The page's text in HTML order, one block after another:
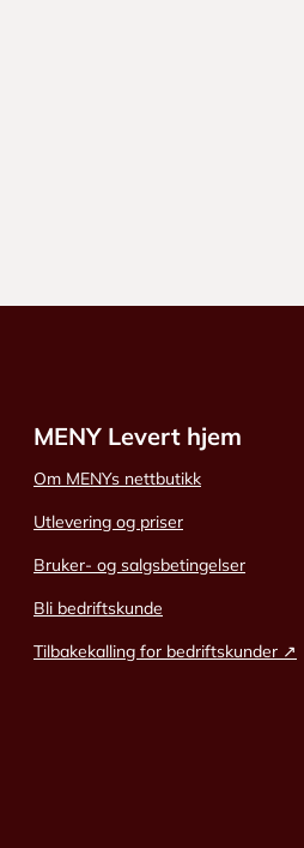
MENY Levert hjem
Om MENYs nettbutikk
Utlevering og priser
Bruker- og salgsbetingelser
Bli bedriftskunde
Tilbakekalling for bedriftskunder ↗